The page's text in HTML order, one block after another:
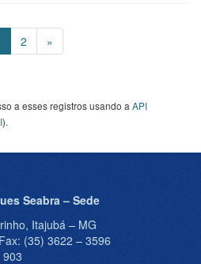
2 »
a esses registros usando a API
).
Seabra – Sede
Itajubá – MG
(35) 3622 – 3596